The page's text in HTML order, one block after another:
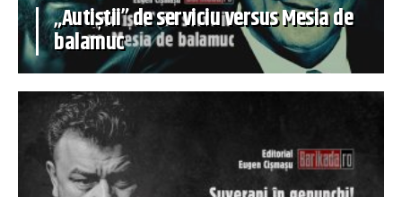
„Autiștii” de serviciu versus Mesia de
balamuc